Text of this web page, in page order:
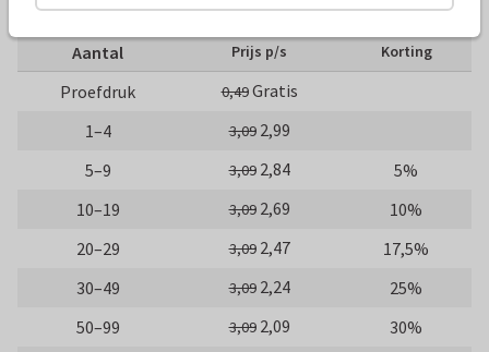
10 x 15 cm 15 x 21 cm 21 x 30 cm
Aantal Prijs p/s Korting
Proefdruk 0,49Gratis
1–4
3,09 2,99
5–9
3,09 2,84
5%
10–19
3,09 2,69
10%
20–29
3,09 2,47
17,5%
30–49
3,09 2,24
25%
50–99
3,09 2,09
30%